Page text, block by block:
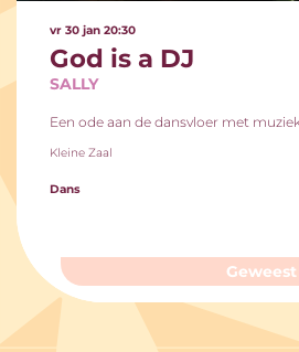
God is a DJ
SALLY
vr 30 jan 20:30
Een ode aan de dansvloer met
Kleine Zaal
Dans
Geweest